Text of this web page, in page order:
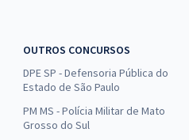
OUTROS CONCURSOS
DPE SP - Defensoria Pública do
Estado de São Paulo
PM MS - Polícia Militar de Mato
Grosso do Sul